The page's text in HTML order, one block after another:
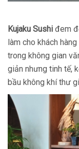
Kujaku Sushi đem
làm cho khách
trong không gian
giản nhưng tinh tế,
bầu không khí thư